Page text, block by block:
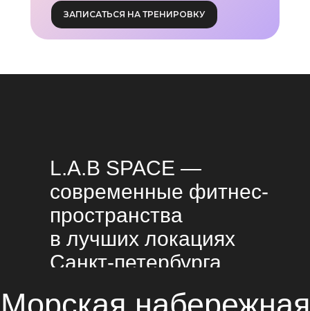
ЗАПИСАТЬСЯ НА ТРЕНИРОВКУ
L.A.B SPACE —
современные фитнес-
пространства
в лучших локациях
Санкт-петербурга